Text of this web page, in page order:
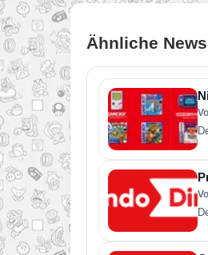
Ähnliche News